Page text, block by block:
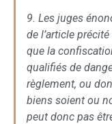
9. Les juges
de l’article
que la
qualifiés de
règlement, ou
biens soient ou
peut donc pas